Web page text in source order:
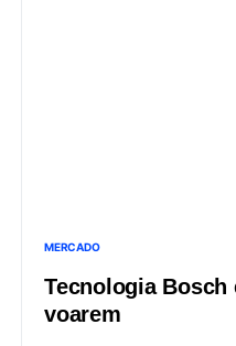
MERCADO
Tecnologia Bosch
voarem